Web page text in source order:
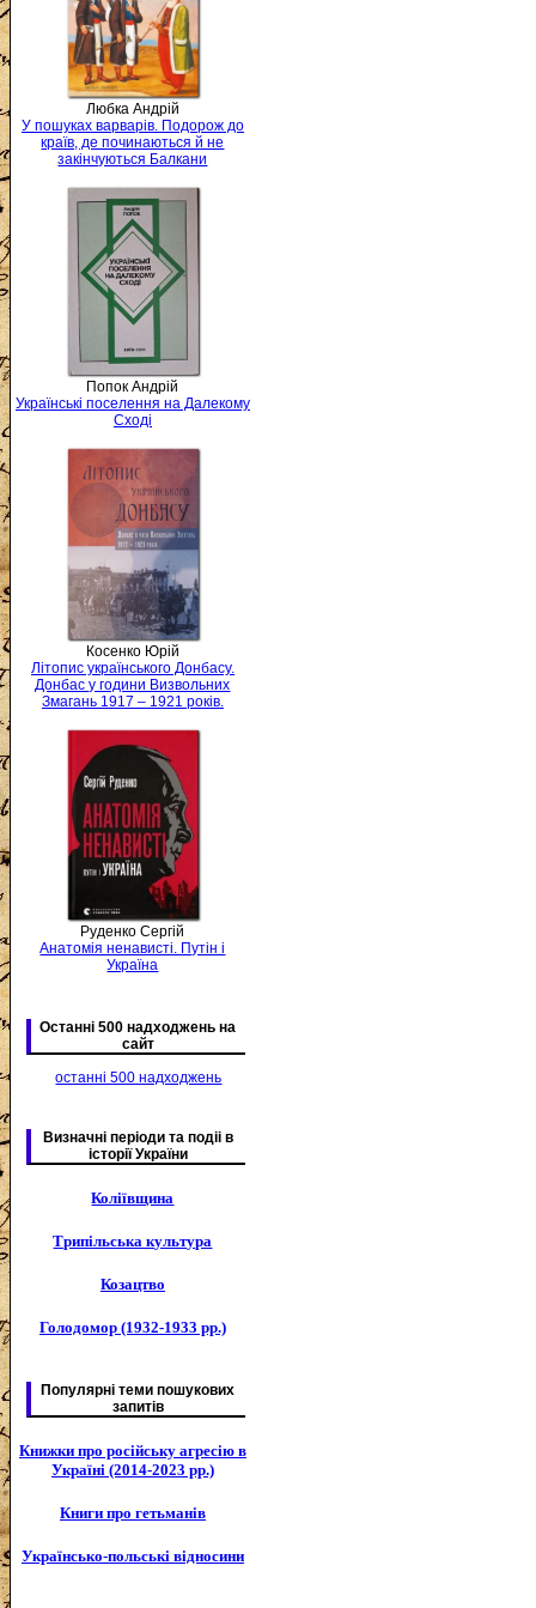
Любка Андрій
У пошуках варварів. Подорож до
країв, де починаються й не
закінчуються Балкани
Попок Андрій
Українські поселення на Далекому
Сході
Косенко Юрій
Літопис українського Донбасу.
Донбас у години Визвольних
Змагань 1917 – 1921 років.
Руденко Сергій
Анатомія ненависті. Путін і
Україна
Останні 500 надходжень на
сайт
останні 500 надходжень
Визначні періоди та подіі в
історії України
Коліївщина
Трипільська культура
Козацтво
Голодомор (1932-1933 рр.)
Популярні теми пошукових
запитів
Книжки про російську агресію в
Україні (2014-2023 рр.)
Книги про гетьманів
Українсько-польські відносини